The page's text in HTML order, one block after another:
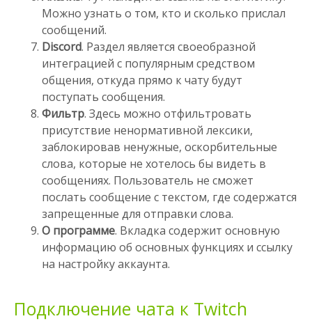
Можно узнать о том, кто и сколько прислал
сообщений.
Discord. Раздел является своеобразной
интеграцией с популярным средством
общения, откуда прямо к чату будут
поступать сообщения.
Фильтр. Здесь можно отфильтровать
присутствие ненормативной лексики,
заблокировав ненужные, оскорбительные
слова, которые не хотелось бы видеть в
сообщениях. Пользователь не сможет
послать сообщение с текстом, где содержатся
запрещенные для отправки слова.
О программе. Вкладка содержит основную
информацию об основных функциях и ссылку
на настройку аккаунта.
Подключение чата к Twitch